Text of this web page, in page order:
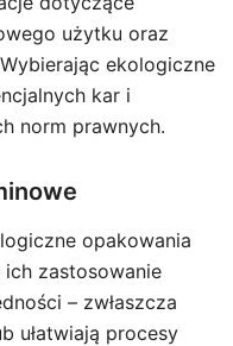
użytku oraz
ekologiczne
kar i
norm prawnych.
opakowania
zastosowanie
– zwłaszcza
ułatwiają procesy